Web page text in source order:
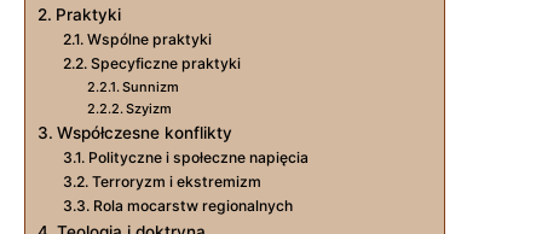
Praktyki
Wspólne praktyki
Specyficzne praktyki
Sunnizm
Szyizm
Współczesne konflikty
Polityczne i społeczne napięcia
Terroryzm i ekstremizm
Rola mocarstw regionalnych